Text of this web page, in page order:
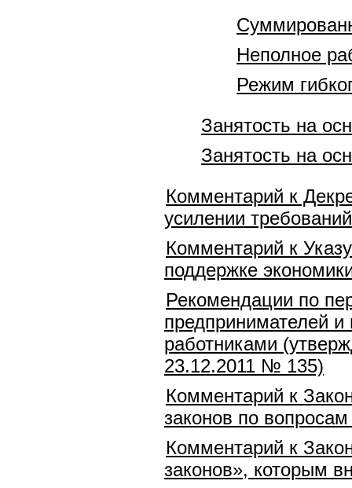
Неполное
Режим
Занятость на
Занятость на
Комментарий к
усилении
Комментарий к
поддержке
Рекомендации по
предпринимателей и
работниками
23.12.2011 № 135)
Комментарий к
законов по
Комментарий к
законов», которым